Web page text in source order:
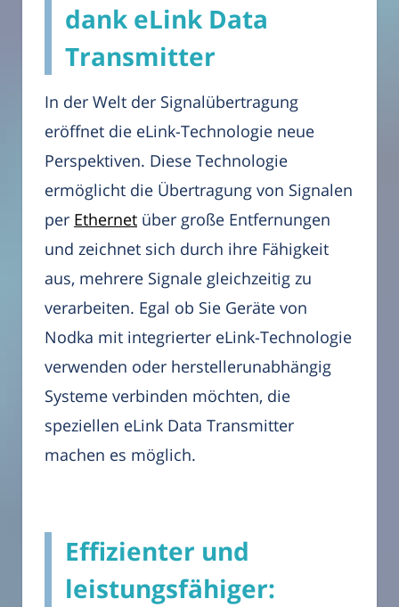
dank eLink Data
Transmitter
In der Welt der Signalübertragung
eröffnet die eLink-Technologie neue
Perspektiven. Diese Technologie
ermöglicht die Übertragung von Signalen
per Ethernet über große Entfernungen
und zeichnet sich durch ihre Fähigkeit
aus, mehrere Signale gleichzeitig zu
verarbeiten. Egal ob Sie Geräte von
Nodka mit integrierter eLink-Technologie
verwenden oder herstellerunabhängig
Systeme verbinden möchten, die
speziellen eLink Data Transmitter
machen es möglich.
Effizienter und
leistungsfähiger: